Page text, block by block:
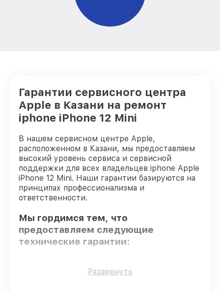
Гарантии сервисного центра
Apple в Казани на ремонт
iphone iPhone 12 Mini
В нашем сервисном центре Apple,
расположенном в Казани, мы предоставляем
высокий уровень сервиса и сервисной
поддержки для всех владельцев iphone Apple
iPhone 12 Mini. Наши гарантии базируются на
принципах профессионализма и
ответственности.
Мы гордимся тем, что
предоставляем следующие
технические гарантии:
Только фирменные комплектующие
Развернуть